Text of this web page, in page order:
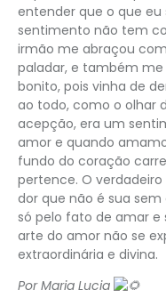
entender que o que eu
sentimento não tem
irmão me abraçou
paladar, e também
bonito, pois vinha de
ao todo, como o olhar
acepção, era um
amor e quando
fundo do coração
pertence. O
dor que não é sua
só pelo fato de amar e
arte do amor não se
extraordinária e divina.
Por Maria Lucia